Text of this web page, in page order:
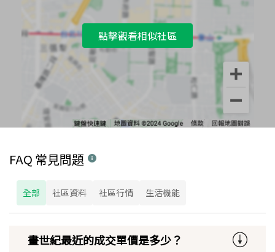
點擊觀看相似社區
FAQ 常見問題
全部 社區資料 社區行情 生活機能
畫世紀最近的成交單價是多少？